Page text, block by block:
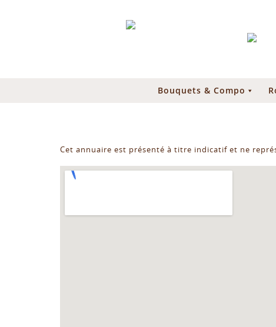
Bouquets & Compo
Cet annuaire est présenté à titre indicatif et ne